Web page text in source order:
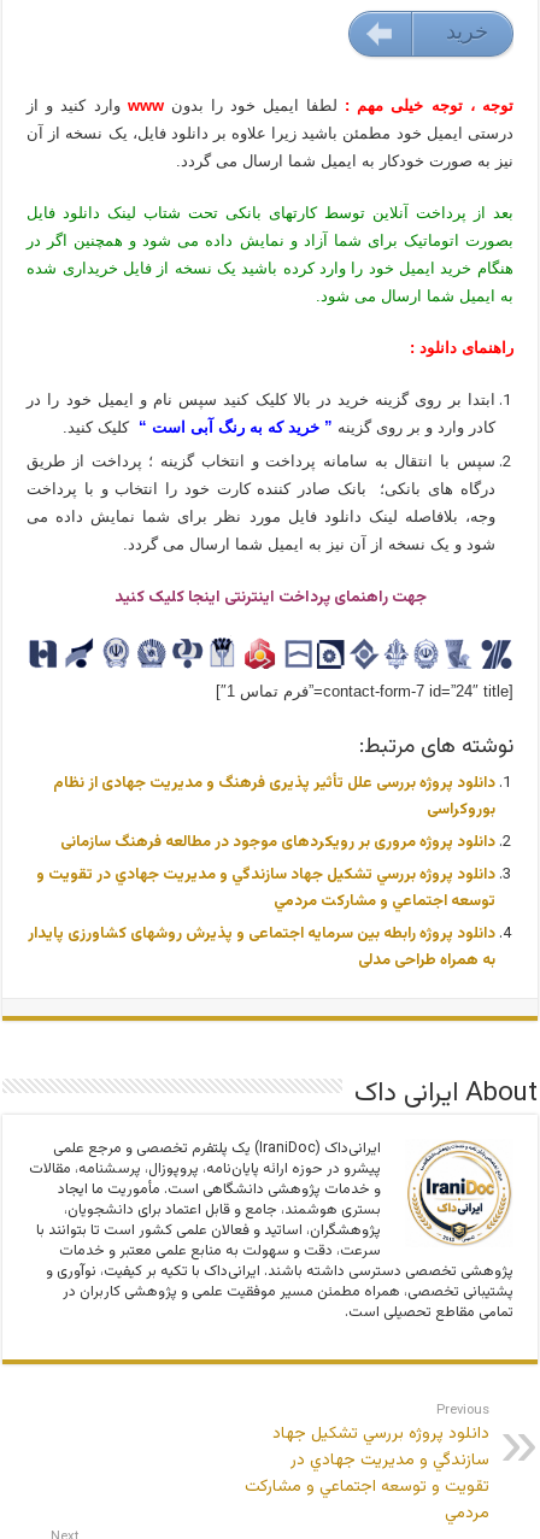
9000 تومان خريد
توجه ، توجه خیلی مهم : لطفا ایمیل خود را بدون www وارد کنید و از
درستی ایمیل خود مطمئن باشید زیرا علاوه بر دانلود فایل، یک نسخه از آن
نیز به صورت خودکار به ایمیل شما ارسال می گردد.
بعد از پرداخت آنلاین توسط کارتهای بانکی تحت شتاب لینک دانلود فایل
بصورت اتوماتیک برای شما آزاد و نمایش داده می شود و همچنین اگر در
هنگام خرید ایمیل خود را وارد کرده باشید یک نسخه از فایل خریداری شده
به ایمیل شما ارسال می شود.
راهنمای دانلود :
ابتدا بر روی گزینه خرید در بالا کلیک کنید سپس نام و ایمیل خود را در
کادر وارد و بر روی گزینه ” خرید که به رنگ آبی است “
کلیک کنید.
سپس با انتقال به سامانه پرداخت و انتخاب گزینه ؛ پرداخت از طریق
درگاه های بانکی؛ بانک صادر کننده کارت خود را انتخاب و با پرداخت
وجه، بلافاصله لینک دانلود فایل مورد نظر برای شما نمایش داده می
شود و یک نسخه از آن نیز به ایمیل شما ارسال می گردد.
جهت راهنمای پرداخت اینترنتی اینجا کلیک کنید
[contact-form-7 id=”24″ title=”فرم تماس 1″]
نوشته های مرتبط:
دانلود پروژه بررسی علل تأثیر پذیری فرهنگ و مدیریت جهادی از نظام
بوروکراسی
دانلود پروژه مروری بر رويكردهای موجود در مطالعه فرهنگ سازمانی
دانلود پروژه بررسي تشكيل جهاد سازندگي و مديريت جهادي در تقويت و
توسعه اجتماعي و مشاركت مردمي
دانلود پروژه رابطه بین سرمایه اجتماعی و پذیرش روشهای کشاورزی پایدار
به همراه طراحی مدلی
About ایرانی داک
ایرانی‌داک (IraniDoc) یک پلتفرم تخصصی و مرجع علمی
پیشرو در حوزه ارائه پایان‌نامه، پروپوزال، پرسشنامه، مقالات
و خدمات پژوهشی دانشگاهی است. مأموریت ما ایجاد
بستری هوشمند، جامع و قابل اعتماد برای دانشجویان،
پژوهشگران، اساتید و فعالان علمی کشور است تا بتوانند با
سرعت، دقت و سهولت به منابع علمی معتبر و خدمات
پژوهشی تخصصی دسترسی داشته باشند. ایرانی‌داک با تکیه بر کیفیت، نوآوری و
پشتیبانی تخصصی، همراه مطمئن مسیر موفقیت علمی و پژوهشی کاربران در
تمامی مقاطع تحصیلی است.
Previous
دانلود پروژه بررسي تشكيل جهاد
سازندگي و مديريت جهادي در
تقويت و توسعه اجتماعي و مشاركت
مردمي